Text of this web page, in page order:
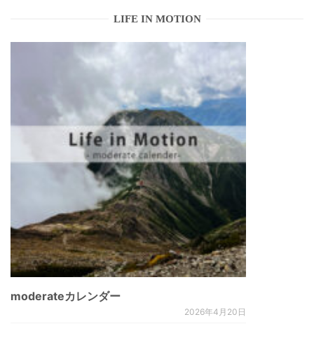
LIFE IN MOTION
moderateカレンダー
2026年4月20日